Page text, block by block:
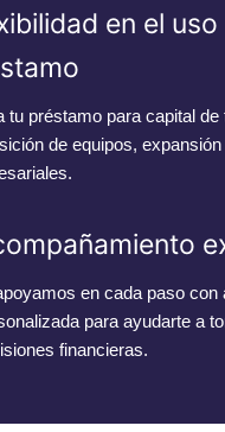
en cada paso con
para ayudarte a
financieras.
en el uso
tu préstamo para capital de
de equipos,